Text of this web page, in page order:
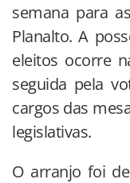
semana para
Planalto. A
eleitos ocorre
seguida pela
cargos das
legislativas.
O arranjo foi